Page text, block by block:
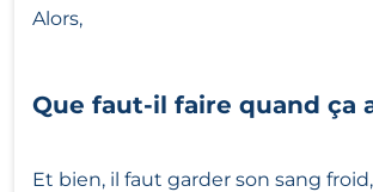
Alors,
Que faut-il faire quand ça
Et bien, il faut garder son sang